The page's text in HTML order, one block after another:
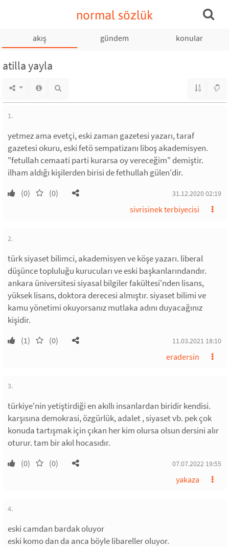
normal sözlük
akış gündem konular
atilla yayla
1.
yetmez ama evetçi, eski zaman gazetesi yazarı, taraf
gazetesi okuru, eski fetö sempatizanı liboş akademisyen.
"fetullah cemaati parti kurarsa oy vereceğim" demiştir.
ilham aldığı kişilerden birisi de fethullah gülen'dir.
(0) (0) 31.12.2020 02:19
sivrisinek terbiyecisi
2.
türk siyaset bilimci, akademisyen ve köşe yazarı. liberal
düşünce topluluğu kurucuları ve eski başkanlarındandır.
ankara üniversitesi siyasal bilgiler fakültesi'nden lisans,
yüksek lisans, doktora derecesi almıştır. siyaset bilimi ve
kamu yönetimi okuyorsanız mutlaka adını duyacağınız
kişidir.
(1) (0) 11.03.2021 18:10
eradersin
3.
türkiye'nin yetiştirdiği en akıllı insanlardan biridir kendisi.
karşısına demokrasi, özgürlük, adalet , siyaset vb. pek çok
konuda tartışmak için çıkan her kim olursa olsun dersini alır
oturur. tam bir akıl hocasıdır.
(0) (0) 07.07.2022 19:55
yakaza
4.
eski camdan bardak oluyor
eski komo dan da anca böyle libareller oluyor.